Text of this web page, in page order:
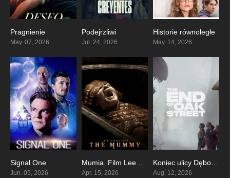
Pragnienie
May. 07, 2026
Podejrzliwi
Jul. 24, 2026
6
Historie równoległe
May. 14, 2026
Signal One
Jun. 05, 2026
6.2
Apr. 15, 2026
0
Koniec ulicy Dębowej
Aug. 12, 2026